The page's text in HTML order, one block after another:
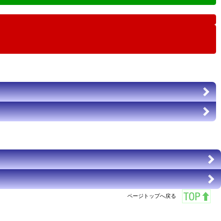
ページトップへ戻る